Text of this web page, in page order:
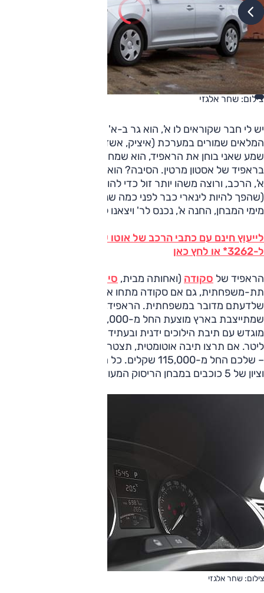
צילום: שחר אלגזי
יש לי חבר שקוראים לו א', הוא גר ב-א' ונוהג ב-א'. השמות
המלאים שמורים במערכת (איציק, אשדוד, אוקטביה). וכאשר הוא
שמע שאני בוחן את הראפיד, הוא שמח לפחות כאילו מדובר
בראפיד של אסטון מרטין. הסיבה? הוא אמור להחליף בקרוב את
א', הרכב, ורוצה משהו יותר זול כדי להוריד את שווי השימוש
(שהפך להיות לינארי כבר לפני כמה שנים). אז הוא הצטרף
מימי המבחן, החנה א', נכנס לר' ויצאנו לדרך.
לייעוץ חינם עם כתבי הרכב של אוטו על סקודה ראפיד חייג
ל-3262* או לחץ כאן
הראפיד של סקודה (ואחותה מבית, סיאט טולדו
תת-משפחתית, גם אם סקודה מתחו את ההגדרות והחליטו
שלדעתם מדובר במשפחתית. הראפיד, הראשונה מהצמד
וציון של 5 כוכבים במבחן הריסוק המעודכן של יורו NCAP.
צילום: שחר אלגזי